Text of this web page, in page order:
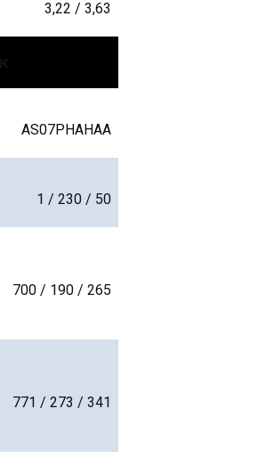
3,22 / 3,63
AS07PHAHAA
1 / 230 / 50
700 / 190 / 265
771 / 273 / 341